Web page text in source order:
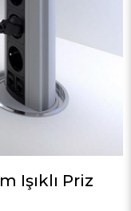
Işıklı Priz